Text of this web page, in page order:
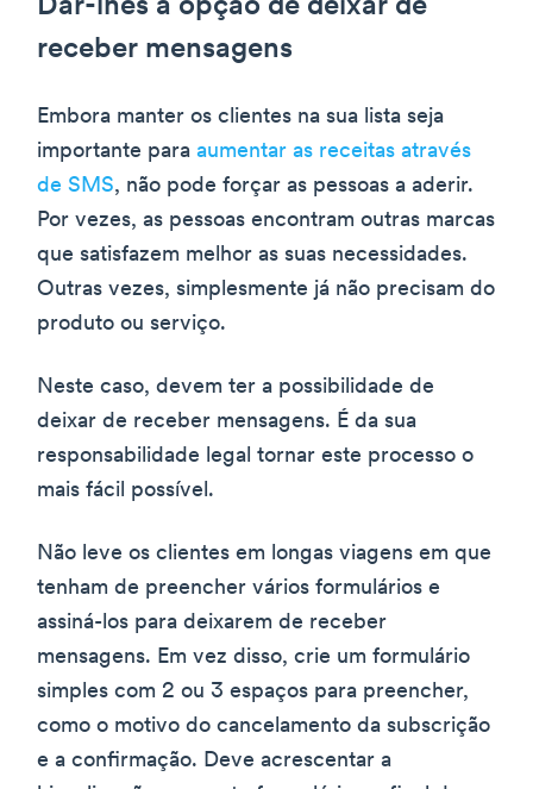
Dar-lhes a opção de deixar de
receber mensagens
Embora manter os clientes na sua lista seja
importante para aumentar as receitas através
de SMS, não pode forçar as pessoas a aderir.
Por vezes, as pessoas encontram outras marcas
que satisfazem melhor as suas necessidades.
Outras vezes, simplesmente já não precisam do
produto ou serviço.
Neste caso, devem ter a possibilidade de
deixar de receber mensagens. É da sua
responsabilidade legal tornar este processo o
mais fácil possível.
Não leve os clientes em longas viagens em que
tenham de preencher vários formulários e
assiná-los para deixarem de receber
mensagens. Em vez disso, crie um formulário
simples com 2 ou 3 espaços para preencher,
como o motivo do cancelamento da subscrição
e a confirmação. Deve acrescentar a